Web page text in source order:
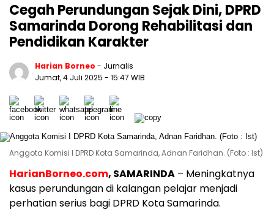
Cegah Perundungan Sejak Dini, DPRD
Samarinda Dorong Rehabilitasi dan
Pendidikan Karakter
Harian Borneo - Jurnalis
Jumat, 4 Juli 2025 - 15:47 WIB
Anggota Komisi I DPRD Kota Samarinda, Adnan Faridhan. (Foto : Ist)
HarianBorneo.com, SAMARINDA – Meningkatnya
kasus perundungan di kalangan pelajar menjadi
perhatian serius bagi DPRD Kota Samarinda.